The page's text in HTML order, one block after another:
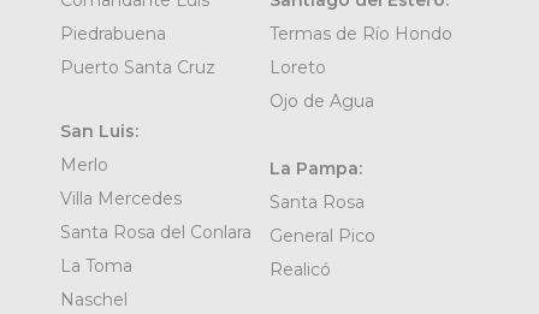
Piedrabuena
Puerto Santa Cruz
San Luis:
Merlo
Villa Mercedes
Santa Rosa del Conlara
La Toma
Naschel
Termas de Río Hondo
Loreto
Ojo de Agua
La Pampa:
Santa Rosa
General Pico
Realicó